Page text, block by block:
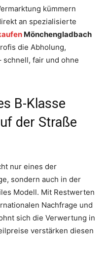
kümmern
an spezialisierte
Mönchengladbach
die Abholung,
schnell, fair und ohne
B-Klasse
der Straße
nur eines der
sondern auch in der
Modell. Mit Restwerten
Nachfrage und
sich die Verwertung in
verstärken diesen